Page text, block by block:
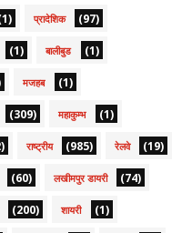
प्रादेशिक (97)
(1) बालीबुड (1)
मजहब (1)
(309) महाकुम्भ (1)
राष्ट्रीय (985) रेलवे (19)
(60) लखीमपुर डायरी (74)
(200) शायरी (1)